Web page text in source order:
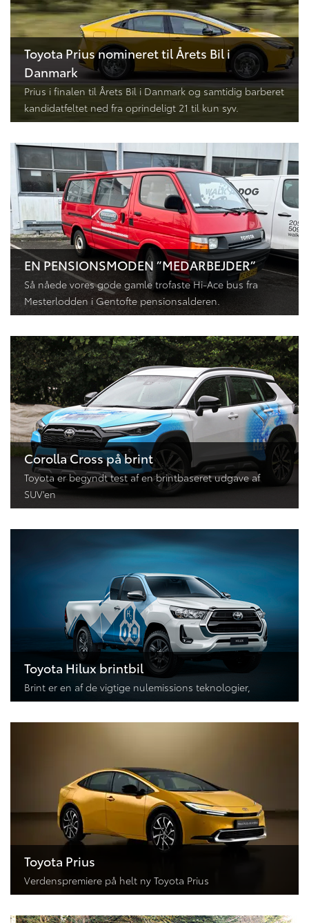
Toyota Prius nomineret til Årets Bil i
Danmark
Prius i finalen til Årets Bil i Danmark og samtidig barberet
kandidatfeltet ned fra oprindeligt 21 til kun syv.
EN PENSIONSMODEN ”MEDARBEJDER”
Så nåede vores gode gamle trofaste Hi-Ace bus fra
Mesterlodden i Gentofte pensionsalderen.
Corolla Cross på brint
Toyota er begyndt test af en brintbaseret udgave af
SUV'en
Toyota Hilux brintbil
Brint er en af de vigtige nulemissions teknologier,
Toyota Prius
Verdenspremiere på helt ny Toyota Prius